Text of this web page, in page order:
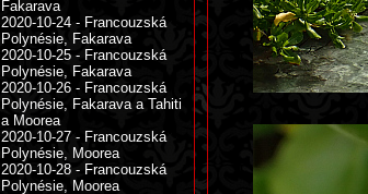
Fakarava
2020-10-24 - Francouzská
Polynésie, Fakarava
2020-10-25 - Francouzská
Polynésie, Fakarava
2020-10-26 - Francouzská
Polynésie, Fakarava a Tahiti
a Moorea
2020-10-27 - Francouzská
Polynésie, Moorea
2020-10-28 - Francouzská
Polynésie, Moorea